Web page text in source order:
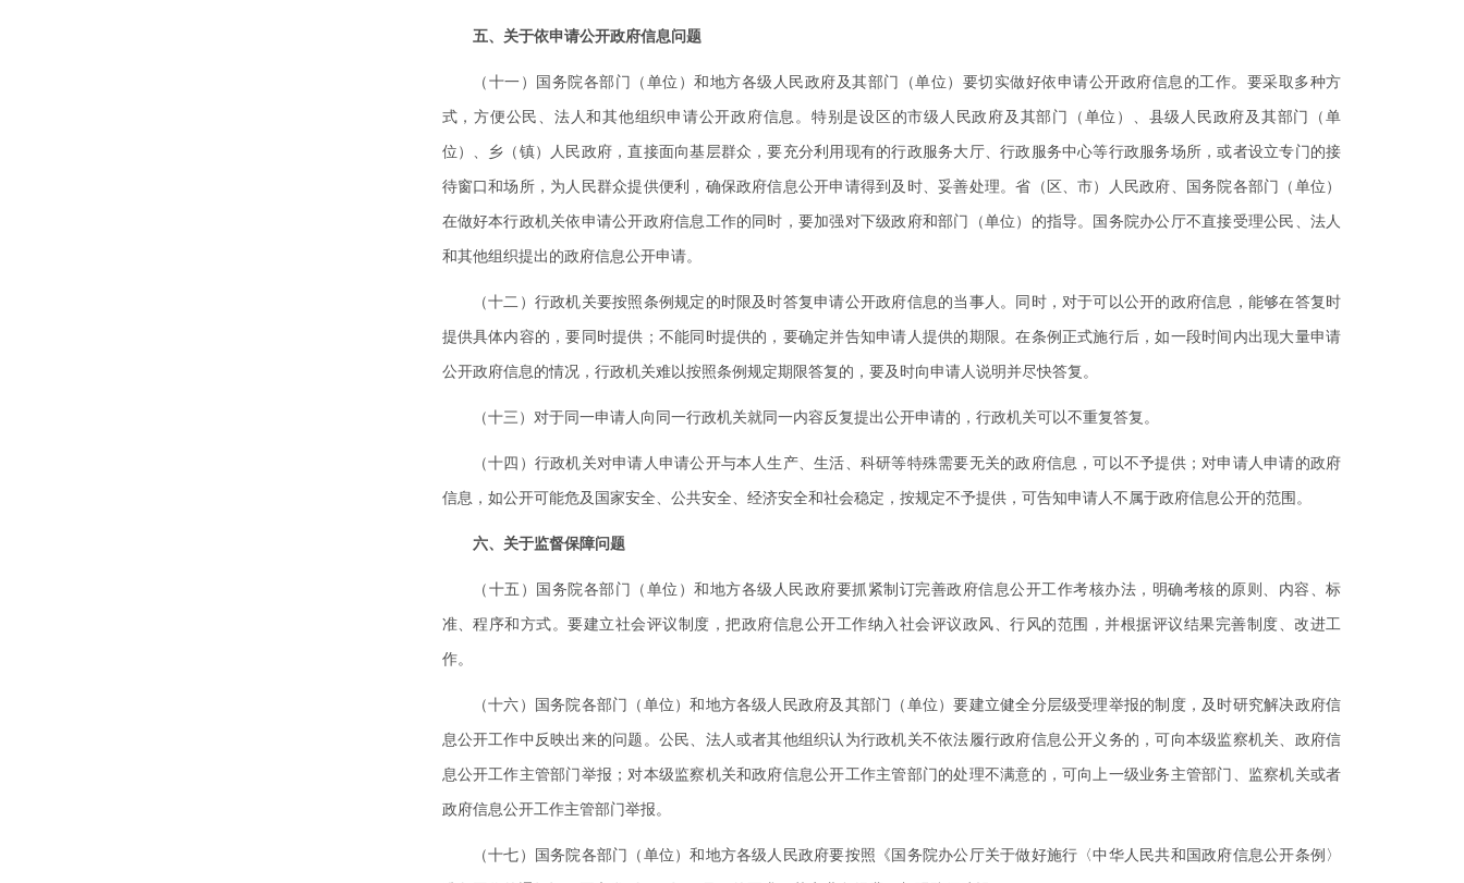
五、关于依申请公开政府信息问题
（十一）国务院各部门（单位）和地方各级人民政府及其部门（单位）要切实做好依申请公开政府信息的工作。要采取多种方
式，方便公民、法人和其他组织申请公开政府信息。特别是设区的市级人民政府及其部门（单位）、县级人民政府及其部门（单
位）、乡（镇）人民政府，直接面向基层群众，要充分利用现有的行政服务大厅、行政服务中心等行政服务场所，或者设立专门的接
待窗口和场所，为人民群众提供便利，确保政府信息公开申请得到及时、妥善处理。省（区、市）人民政府、国务院各部门（单位）
在做好本行政机关依申请公开政府信息工作的同时，要加强对下级政府和部门（单位）的指导。国务院办公厅不直接受理公民、法人
和其他组织提出的政府信息公开申请。
（十二）行政机关要按照条例规定的时限及时答复申请公开政府信息的当事人。同时，对于可以公开的政府信息，能够在答复时
提供具体内容的，要同时提供；不能同时提供的，要确定并告知申请人提供的期限。在条例正式施行后，如一段时间内出现大量申请
公开政府信息的情况，行政机关难以按照条例规定期限答复的，要及时向申请人说明并尽快答复。
（十三）对于同一申请人向同一行政机关就同一内容反复提出公开申请的，行政机关可以不重复答复。
（十四）行政机关对申请人申请公开与本人生产、生活、科研等特殊需要无关的政府信息，可以不予提供；对申请人申请的政府
信息，如公开可能危及国家安全、公共安全、经济安全和社会稳定，按规定不予提供，可告知申请人不属于政府信息公开的范围。
六、关于监督保障问题
（十五）国务院各部门（单位）和地方各级人民政府要抓紧制订完善政府信息公开工作考核办法，明确考核的原则、内容、标
准、程序和方式。要建立社会评议制度，把政府信息公开工作纳入社会评议政风、行风的范围，并根据评议结果完善制度、改进工
作。
（十六）国务院各部门（单位）和地方各级人民政府及其部门（单位）要建立健全分层级受理举报的制度，及时研究解决政府信
息公开工作中反映出来的问题。公民、法人或者其他组织认为行政机关不依法履行政府信息公开义务的，可向本级监察机关、政府信
息公开工作主管部门举报；对本级监察机关和政府信息公开工作主管部门的处理不满意的，可向上一级业务主管部门、监察机关或者
政府信息公开工作主管部门举报。
（十七）国务院各部门（单位）和地方各级人民政府要按照《国务院办公厅关于做好施行〈中华人民共和国政府信息公开条例〉